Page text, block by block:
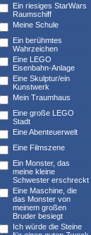
Ein riesiges StarWars
Raumschiff
Meine Schule
Ein berühmtes
Wahrzeichen
Eine LEGO
Eisenbahn-Anlage
Eine Skulptur/ein
Kunstwerk
Mein Traumhaus
Eine große LEGO
Stadt
Eine Abenteuerwelt
Eine Filmszene
Ein Monster, das
meine kleine
Schwester erschreckt
Eine Maschine, die
das Monster von
meinem großen
Bruder besiegt
Ich würde die Steine